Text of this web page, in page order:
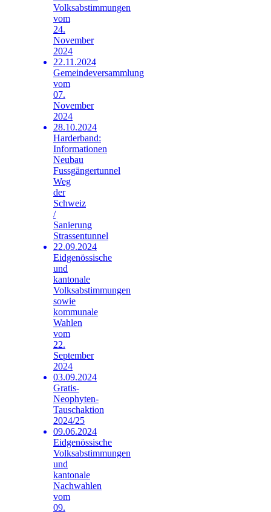
Volksabstimmungen
vom
24.
November
2024
22.11.2024
Gemeindeversammlung
vom
07.
November
2024
28.10.2024
Harderband:
Informationen
Neubau
Fussgängertunnel
Weg
der
Schweiz
/
Sanierung
Strassentunnel
22.09.2024
Eidgenössische
und
kantonale
Volksabstimmungen
sowie
kommunale
Wahlen
vom
22.
September
2024
03.09.2024
Gratis-
Neophyten-
Tauschaktion
2024/25
09.06.2024
Eidgenössische
Volksabstimmungen
und
kantonale
Nachwahlen
vom
09.